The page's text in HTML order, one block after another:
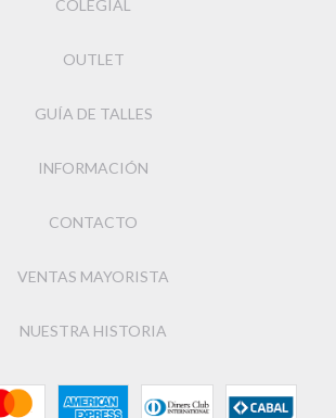
COLEGIAL
OUTLET
GUÍA DE TALLES
INFORMACIÓN
CONTACTO
VENTAS MAYORISTA
NUESTRA HISTORIA